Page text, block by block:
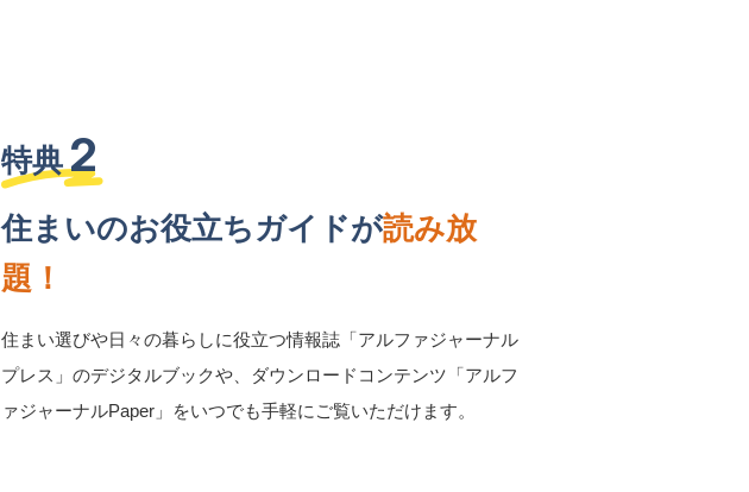
特典 2
住まいのお役立ちガイドが読み放
題！
住まい選びや日々の暮らしに役立つ情報誌「アルファジャーナル
プレス」のデジタルブックや、ダウンロードコンテンツ「アルフ
ァジャーナルPaper」をいつでも手軽にご覧いただけます。